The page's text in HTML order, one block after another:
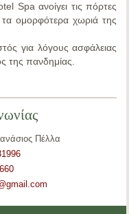
Spa ανοίγει τις πόρτες
ομορφότερα χωριά της
για λόγους ασφάλειας
της πανδημίας.
Πέλλα